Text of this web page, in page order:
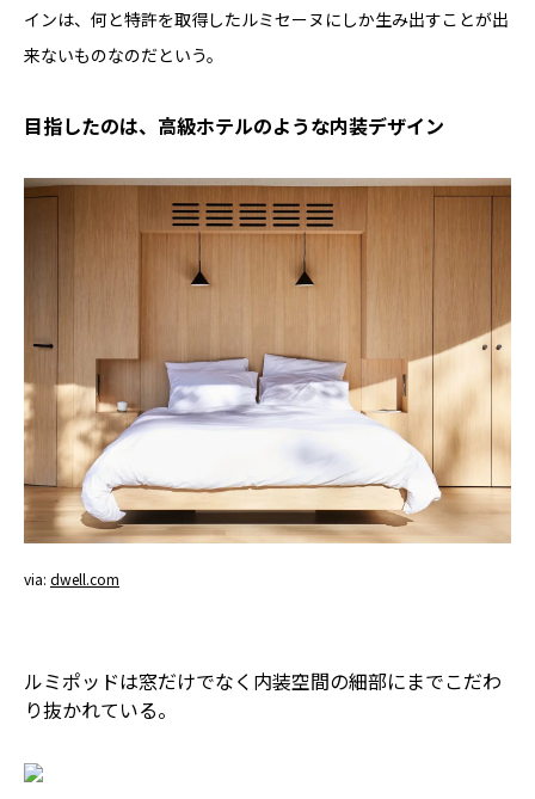
インは、何と特許を取得したルミセーヌにしか生み出すことが出
来ないものなのだという。
目指したのは、高級ホテルのような内装デザイン
via: dwell.com
ルミポッドは窓だけでなく内装空間の細部にまでこだわ
り抜かれている。